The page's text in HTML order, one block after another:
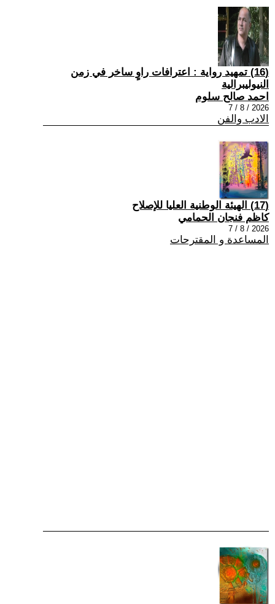
(16) تمهيد رواية : اعترافات راوٍ ساخر في زمن
النيوليبرالية
احمد صالح سلوم
2026 / 8 / 7
الادب والفن
(17) الهيئة الوطنية العليا للإصلاح
كاظم فنجان الحمامي
2026 / 8 / 7
المساعدة و المقترحات